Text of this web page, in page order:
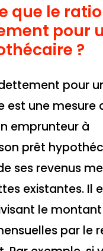
que le ratio
pour
?
pour
est une mesure
emprunteur à
prêt
ses revenus
existantes. Il
le
par le